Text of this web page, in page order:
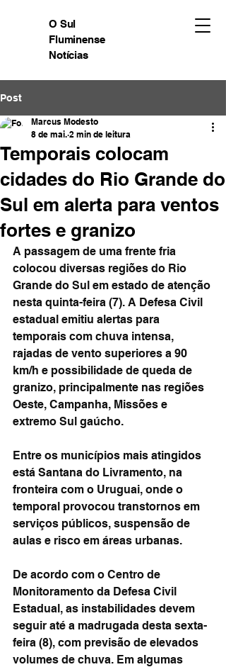
O Sul
Fluminense
Notícias
Post
Temporais colocam
cidades do Rio Grande do
Sul em alerta para ventos
fortes e granizo
Marcus Modesto
8 de mai. 2 min de leitura
A passagem de uma frente fria
colocou diversas regiões do Rio
Grande do Sul em estado de atenção
nesta quinta-feira (7). A Defesa Civil
estadual emitiu alertas para
temporais com chuva intensa,
rajadas de vento superiores a 90
km/h e possibilidade de queda de
granizo, principalmente nas regiões
Oeste, Campanha, Missões e
extremo Sul gaúcho.
Entre os municípios mais atingidos
está Santana do Livramento, na
fronteira com o Uruguai, onde o
temporal provocou transtornos em
serviços públicos, suspensão de
aulas e risco em áreas urbanas.
De acordo com o Centro de
Monitoramento da Defesa Civil
Estadual, as instabilidades devem
seguir até a madrugada desta sexta-
feira (8), com previsão de elevados
volumes de chuva. Em algumas